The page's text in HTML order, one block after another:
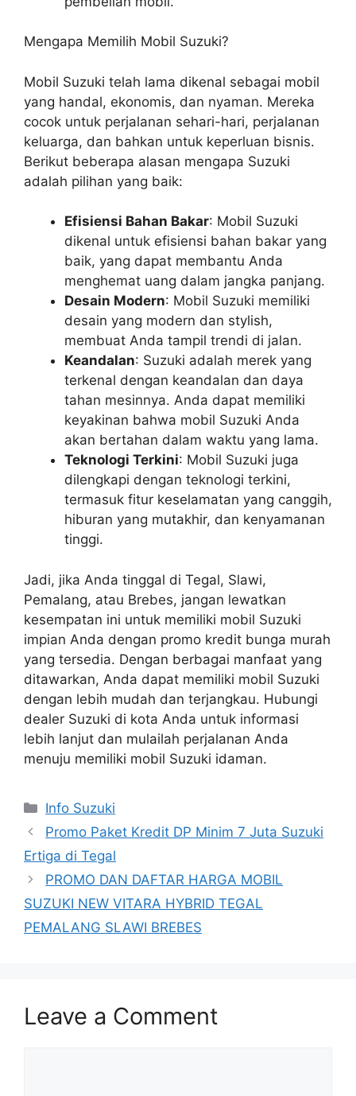
Mengapa Memilih Mobil Suzuki?
Mobil Suzuki telah lama dikenal sebagai mobil
yang handal, ekonomis, dan nyaman. Mereka
cocok untuk perjalanan sehari-hari, perjalanan
keluarga, dan bahkan untuk keperluan bisnis.
Berikut beberapa alasan mengapa Suzuki
adalah pilihan yang baik:
Efisiensi Bahan Bakar: Mobil Suzuki
dikenal untuk efisiensi bahan bakar yang
baik, yang dapat membantu Anda
menghemat uang dalam jangka panjang.
Desain Modern: Mobil Suzuki memiliki
desain yang modern dan stylish,
membuat Anda tampil trendi di jalan.
Keandalan: Suzuki adalah merek yang
terkenal dengan keandalan dan daya
tahan mesinnya. Anda dapat memiliki
keyakinan bahwa mobil Suzuki Anda
akan bertahan dalam waktu yang lama.
Teknologi Terkini: Mobil Suzuki juga
dilengkapi dengan teknologi terkini,
termasuk fitur keselamatan yang canggih,
hiburan yang mutakhir, dan kenyamanan
tinggi.
Jadi, jika Anda tinggal di Tegal, Slawi,
Pemalang, atau Brebes, jangan lewatkan
kesempatan ini untuk memiliki mobil Suzuki
impian Anda dengan promo kredit bunga murah
yang tersedia. Dengan berbagai manfaat yang
ditawarkan, Anda dapat memiliki mobil Suzuki
dengan lebih mudah dan terjangkau. Hubungi
dealer Suzuki di kota Anda untuk informasi
lebih lanjut dan mulailah perjalanan Anda
menuju memiliki mobil Suzuki idaman.
Info Suzuki
Promo Paket Kredit DP Minim 7 Juta Suzuki
Ertiga di Tegal
PROMO DAN DAFTAR HARGA MOBIL
SUZUKI NEW VITARA HYBRID TEGAL
PEMALANG SLAWI BREBES
Leave a Comment